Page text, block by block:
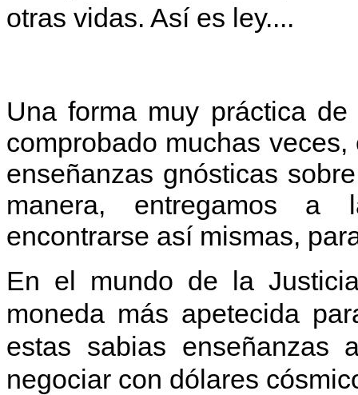
otras vidas. Así es ley....
Una forma muy práctica
comprobado muchas
enseñanzas gnósticas
manera, entregamos
encontrarse así mismas,
En el mundo de la
moneda más apetecida
estas sabias enseñanzas
negociar con dólares